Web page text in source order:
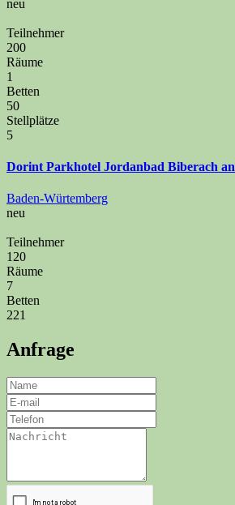
neu
Teilnehmer
200
Räume
1
Betten
50
Stellplätze
5
Dorint Parkhotel Jordanbad Biberach
Baden-Würtemberg
neu
Teilnehmer
120
Räume
7
Betten
221
Anfrage